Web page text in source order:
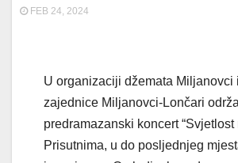
FEB 24, 2024
U organizaciji džemata Miljanovci
zajednice Miljanovci-Lončari
predramazanski koncert “Svjetlost
Prisutnima, u do posljednjeg